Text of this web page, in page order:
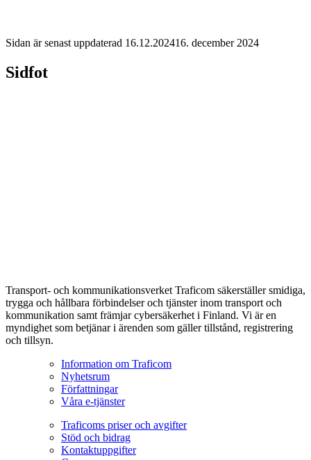
Sidan är senast uppdaterad 16.12.202416. december 2024
Sidfot
Transport- och kommunikationsverket Traficom säkerställer smidiga,
trygga och hållbara förbindelser och tjänster inom transport och
kommunikation samt främjar cybersäkerhet i Finland. Vi är en
myndighet som betjänar i ärenden som gäller tillstånd, registrering
och tillsyn.
Information om Traficom
Nyhetsrum
Författningar
Våra e-tjänster
Traficoms priser och avgifter
Stöd och bidrag
Kontaktuppgifter